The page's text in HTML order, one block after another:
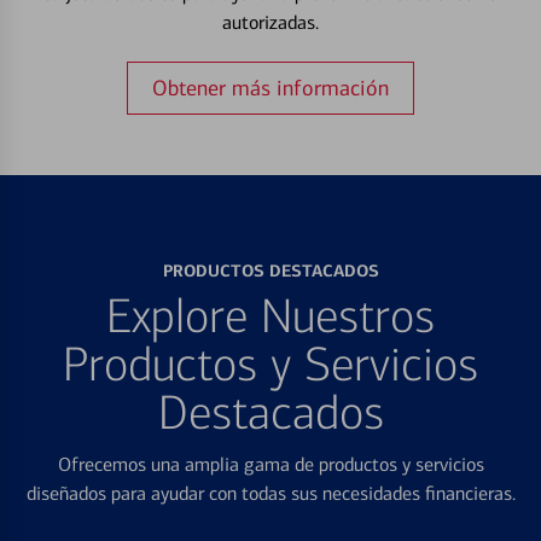
autorizadas.
Obtener más información
PRODUCTOS DESTACADOS
Explore Nuestros
Productos y Servicios
Destacados
Ofrecemos una amplia gama de productos y servicios
diseñados para ayudar con todas sus necesidades financieras.